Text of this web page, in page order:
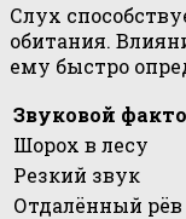
Слух
обитания.
ему быстро
Звуковой
Шорох в лесу
Резкий звук
Отдалённый рёв